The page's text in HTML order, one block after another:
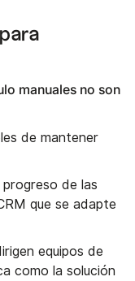
manuales no son
de mantener
de las
que se adapte
equipos de
como la solución